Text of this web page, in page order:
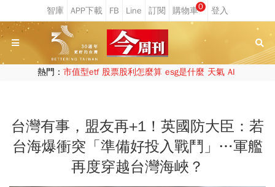
0
熱門： 市值型etf 股票股利怎麼算 esg是什麼 天氣 AI
台灣有事，盟友再+1！英國防大臣：若
台海爆衝突「準備好投入戰鬥」…軍艦
再度穿越台灣海峽？